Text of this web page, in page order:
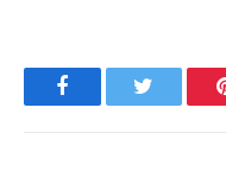
Facebook